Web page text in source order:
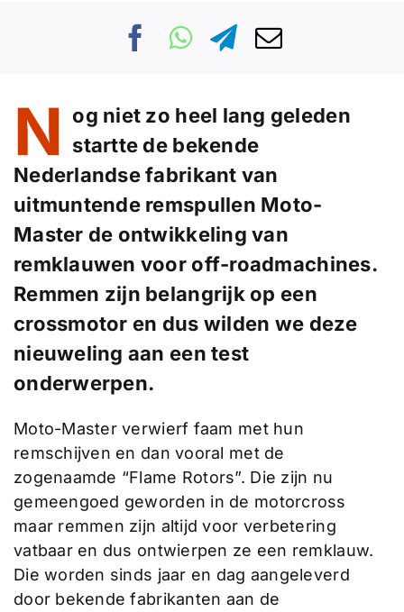
N og niet zo heel lang geleden
startte de bekende
Nederlandse fabrikant van
uitmuntende remspullen Moto-
Master de ontwikkeling van
remklauwen voor off-roadmachines.
Remmen zijn belangrijk op een
crossmotor en dus wilden we deze
nieuweling aan een test
onderwerpen.
Moto-Master verwierf faam met hun
remschijven en dan vooral met de
zogenaamde “Flame Rotors”. Die zijn nu
gemeengoed geworden in de motorcross
maar remmen zijn altijd voor verbetering
vatbaar en dus ontwierpen ze een remklauw.
Die worden sinds jaar en dag aangeleverd
door bekende fabrikanten aan de